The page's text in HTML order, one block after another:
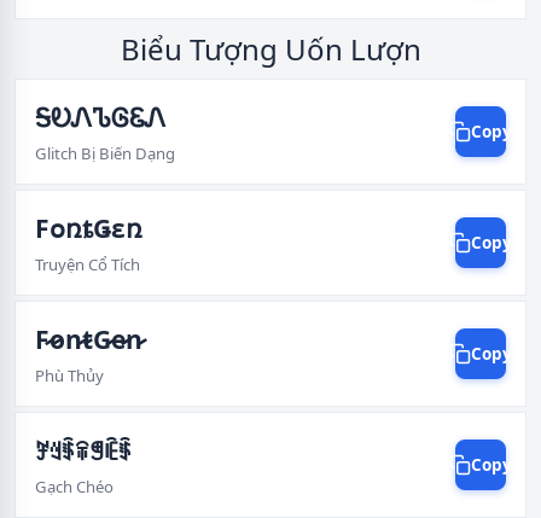
Biểu Tượng Uốn Lượn
ᎦᎧᏁᏖᎶᏋᏁ
Glitch Bị Biến Dạng
Copy
FօռȶǤɛռ
Truyện Cổ Tích
Copy
F̷̷o̷̷n̷̷t̷̷G̷̷e̷̷n̷̷
Phù Thủy
Copy
ꎇꆻꈇꋖꁅꍟꈇ
Gạch Chéo
Copy